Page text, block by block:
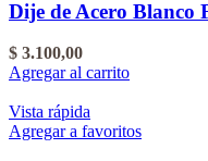
Dije de Acero Blanco
$ 3.100,00
Agregar al carrito
Vista rápida
Agregar a favoritos